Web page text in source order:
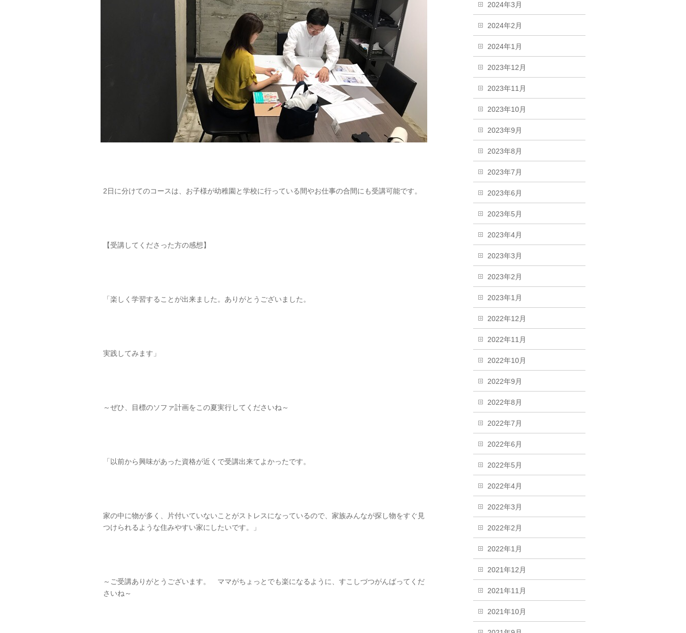
2日に分けてのコースは、お子様が幼稚園と学校に行っている間やお仕事の合間にも受講可能です。
【受講してくださった方の感想】
「楽しく学習することが出来ました。ありがとうございました。
実践してみます」
～ぜひ、目標のソファ計画をこの夏実行してくださいね～
「以前から興味があった資格が近くで受講出来てよかったです。
家の中に物が多く、片付いていないことがストレスになっているので、家族みんなが探し物をすぐ見
つけられるような住みやすい家にしたいです。」
～ご受講ありがとうございます。 ママがちょっとでも楽になるように、すこしづつがんばってくだ
さいね～
2024年3月
2024年2月
2024年1月
2023年12月
2023年11月
2023年10月
2023年9月
2023年8月
2023年7月
2023年6月
2023年5月
2023年4月
2023年3月
2023年2月
2023年1月
2022年12月
2022年11月
2022年10月
2022年9月
2022年8月
2022年7月
2022年6月
2022年5月
2022年4月
2022年3月
2022年2月
2022年1月
2021年12月
2021年11月
2021年10月